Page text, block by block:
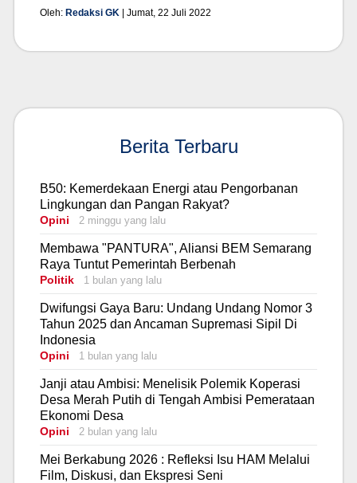
Oleh: Redaksi GK | Jumat, 22 Juli 2022
Berita Terbaru
B50: Kemerdekaan Energi atau Pengorbanan
Lingkungan dan Pangan Rakyat?
Opini 2 minggu yang lalu
Membawa "PANTURA", Aliansi BEM Semarang
Raya Tuntut Pemerintah Berbenah
Politik 1 bulan yang lalu
Dwifungsi Gaya Baru: Undang Undang Nomor 3
Tahun 2025 dan Ancaman Supremasi Sipil Di
Indonesia
Opini 1 bulan yang lalu
Janji atau Ambisi: Menelisik Polemik Koperasi
Desa Merah Putih di Tengah Ambisi Pemerataan
Ekonomi Desa
Opini 2 bulan yang lalu
Mei Berkabung 2026 : Refleksi Isu HAM Melalui
Film, Diskusi, dan Ekspresi Seni